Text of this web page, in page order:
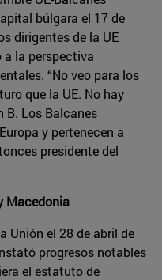
búlgara el 17 de
dirigentes de la UE
a la perspectiva
“No veo para los
que la UE. No hay
B. Los Balcanes
y pertenecen a
presidente del
Macedonia
Unión el 28 de abril de
progresos notables
el estatuto de